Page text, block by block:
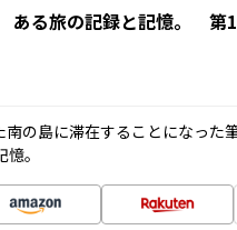
ある旅の記録と記憶。 第
の島に滞在することになった
。